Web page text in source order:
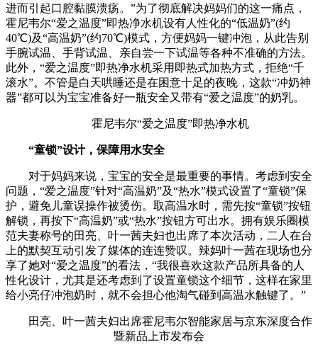
进而引起口腔黏膜溃疡。”为了彻底解决妈妈们的这一痛点，
霍尼韦尔“爱之温度”即热净水机设有人性化的“低温奶”(约
40℃)及“高温奶”(约70℃)模式，方便妈妈一键冲泡，从此告别
手腕试温、手背试温、亲自尝一下试温等各种不准确的方法。
此外，“爱之温度”即热净水机采用即热式加热方式，拒绝“千
滚水”。不管是白天哄睡还是在困意十足的夜晚，这款“冲奶神
器”都可以为宝宝准备好一瓶安全又带有“爱之温度”的奶乳。
霍尼韦尔“爱之温度”即热净水机
“童锁”设计，保障用水安全
对于妈妈来说，宝宝的安全是最重要的事情。考虑到安全
问题，“爱之温度”针对“高温奶”及“热水”模式设置了“童锁”保
护，避免儿童误操作被烫伤。取高温水时，需先按“童锁”按钮
解锁，再按下“高温奶”或“热水”按钮方可出水。拥有娱乐圈模
范夫妻称号的田亮、叶一茜夫妇也出席了本次活动，二人在台
上的默契互动引发了媒体的连连赞叹。辣妈叶一茜在现场也分
享了她对“爱之温度”的看法，“我很喜欢这款产品所具备的人
性化设计，尤其是还考虑到了设置童锁这个细节，这样在家里
给小亮仔冲泡奶时，就不会担心他淘气碰到高温水触键了。”
田亮、叶一茜夫妇出席霍尼韦尔智能家居与京东深度合作
暨新品上市发布会